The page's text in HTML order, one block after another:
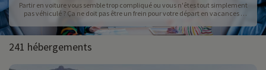
Partir en voiture vous semble trop compliqué ou vous n'êtes tout simplement
pas véhiculé ? Ça ne doit pas être un frein pour votre départ en vacances !
Retrouvez toutes nos destinations accessibles en train... Embarquement
241 hébergements